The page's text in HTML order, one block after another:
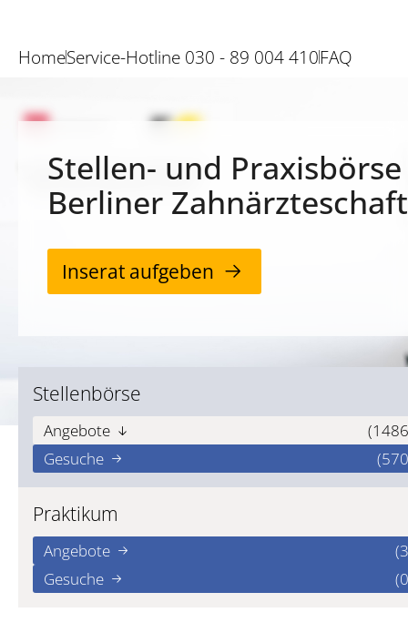
HomeService-Hotline 030 - 89 004 410FAQ
Stellen- und
Berliner Zahnärzteschaft
Inserat aufgeben
Stellenbörse
Angebote
Gesuche
Praktikum
Angebote
Gesuche